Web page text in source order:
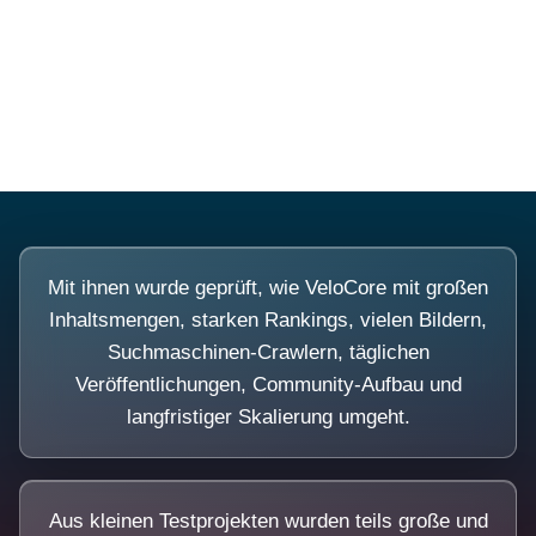
Mit ihnen wurde geprüft, wie VeloCore mit großen
Inhaltsmengen, starken Rankings, vielen Bildern,
Suchmaschinen-Crawlern, täglichen
Veröffentlichungen, Community-Aufbau und
langfristiger Skalierung umgeht.
Aus kleinen Testprojekten wurden teils große und